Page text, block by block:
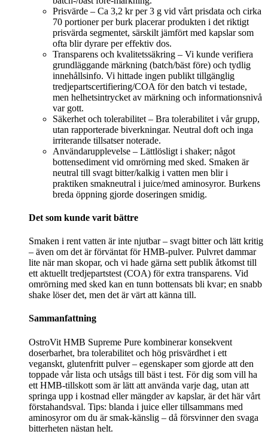
Prisvärde – Ca 3,2 kr per 3 g vid vårt prisdata och cirka
70 portioner per burk placerar produkten i det riktigt
prisvärda segmentet, särskilt jämfört med kapslar som
ofta blir dyrare per effektiv dos.
Transparens och kvalitetssäkring – Vi kunde verifiera
grundläggande märkning (batch/bäst före) och tydlig
innehållsinfo. Vi hittade ingen publikt tillgänglig
tredjepartscertifiering/COA för den batch vi testade,
men helhetsintrycket av märkning och informationsnivå
var gott.
Säkerhet och tolerabilitet – Bra tolerabilitet i vår grupp,
utan rapporterade biverkningar. Neutral doft och inga
irriterande tillsatser noterade.
Användarupplevelse – Lättlösligt i shaker; något
bottensediment vid omrörning med sked. Smaken är
neutral till svagt bitter/kalkig i vatten men blir i
praktiken smakneutral i juice/med aminosyror. Burkens
breda öppning gjorde doseringen smidig.
Det som kunde varit bättre
Smaken i rent vatten är inte njutbar – svagt bitter och lätt kritig
– även om det är förväntat för HMB‑pulver. Pulvret dammar
lite när man skopar, och vi hade gärna sett publik åtkomst till
ett aktuellt tredjepartstest (COA) för extra transparens. Vid
omrörning med sked kan en tunn bottensats bli kvar; en snabb
shake löser det, men det är värt att känna till.
Sammanfattning
OstroVit HMB Supreme Pure kombinerar konsekvent
doserbarhet, bra tolerabilitet och hög prisvärdhet i ett
veganskt, glutenfritt pulver – egenskaper som gjorde att den
toppade vår lista och utsågs till bäst i test. För dig som vill ha
ett HMB‑tillskott som är lätt att använda varje dag, utan att
springa upp i kostnad eller mängder av kapslar, är det här vårt
förstahandsval. Tips: blanda i juice eller tillsammans med
aminosyror om du är smak‑känslig – då försvinner den svaga
bitterheten nästan helt.